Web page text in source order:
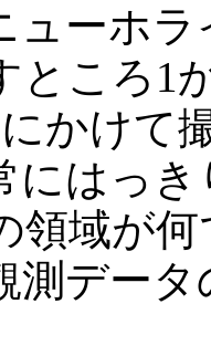
ューホ
ところ1
かけて
にはっ
領域が
測デー